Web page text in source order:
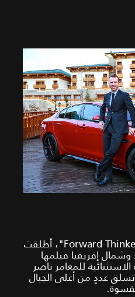
كجزء من سلسلة أفلام "Forward Thinkers"، أطلقت
إفريقيا فيلمها
للمغامر ناصر
عددٍ من أعلى الجبال